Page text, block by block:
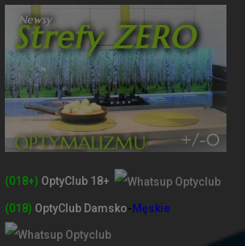
(018+) OptyClub 18+
(018) OptyClub Damsko-Męskie